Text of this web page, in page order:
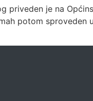
priveden je na
potom sproveden